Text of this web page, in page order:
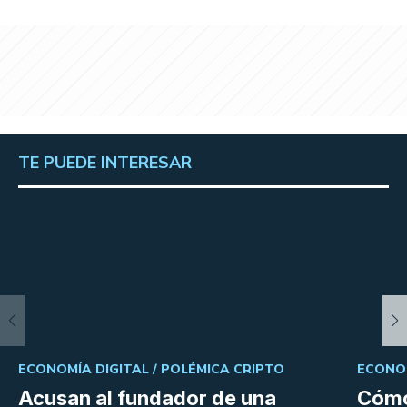
TE PUEDE INTERESAR
Acusan al fundador de una
ECONOMÍA DIGITAL / POLÉMICA CRIPTO